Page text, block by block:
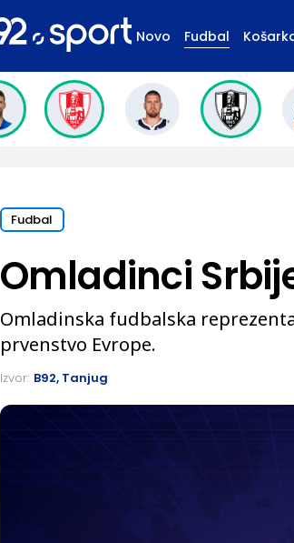
Novo Fudbal
Fudbal
Omladinci
Omladinska fudbalska
prvenstvo Evrope.
Izvor: B92, Tanjug